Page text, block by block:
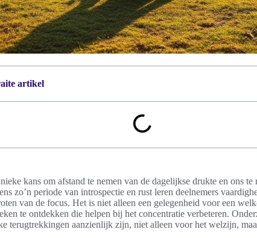
artikel
kans om afstand te nemen van de dagelijkse drukte en ons
zo’n periode van introspectie en rust leren deelnemers
van de focus. Het is niet alleen een gelegenheid voor een
te ontdekken die helpen bij het concentratie verbeteren.
terugtrekkingen aanzienlijk zijn, niet alleen voor het welzijn,